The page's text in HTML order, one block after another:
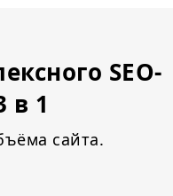
SEO-
в 1
сайта.